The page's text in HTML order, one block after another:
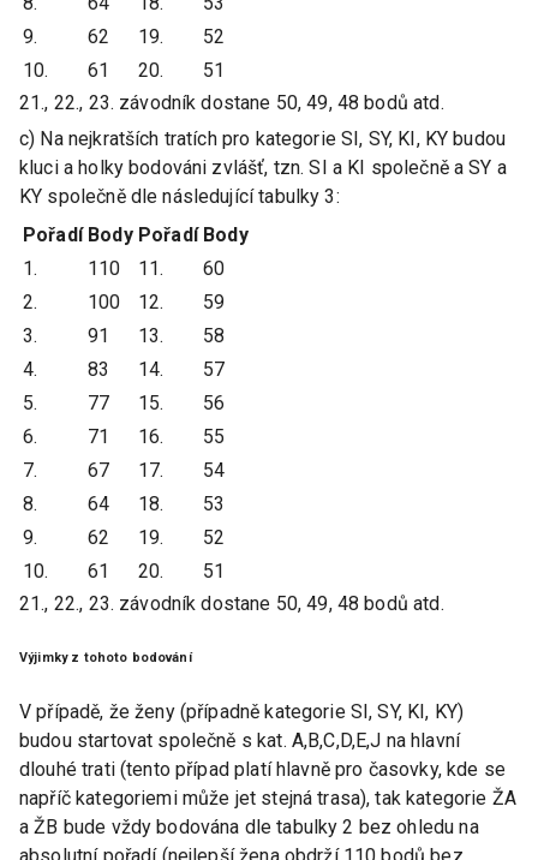
9.
62 19.
52
10.
61 20.
51
21., 22., 23. závodník dostane 50, 49, 48 bodů atd.
c) Na nejkratších tratích pro kategorie SI, SY, KI, KY budou
kluci a holky bodováni zvlášť, tzn. SI a KI společně a SY a
KY společně dle následující tabulky 3:
Pořadí Body Pořadí Body
1.
110 11.
60
2.
100 12.
59
3.
91 13.
58
4.
83 14.
57
5.
77 15.
56
6.
71 16.
55
7.
67 17.
54
8.
64 18.
53
9.
62 19.
52
10.
61 20.
51
21., 22., 23. závodník dostane 50, 49, 48 bodů atd.
Výjimky z tohoto bodování
V případě, že ženy (případně kategorie SI, SY, KI, KY)
budou startovat společně s kat. A,B,C,D,E,J na hlavní
dlouhé trati (tento případ platí hlavně pro časovky, kde se
napříč kategoriemi může jet stejná trasa), tak kategorie ŽA
a ŽB bude vždy bodována dle tabulky 2 bez ohledu na